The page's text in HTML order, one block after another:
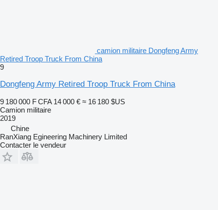
camion militaire Dongfeng Army
Retired Troop Truck From China
9
Dongfeng Army Retired Troop Truck From China
9 180 000 F CFA 14 000 € ≈ 16 180 $US
Camion militaire
2019
Chine
RanXiang Egineering Machinery Limited
Contacter le vendeur